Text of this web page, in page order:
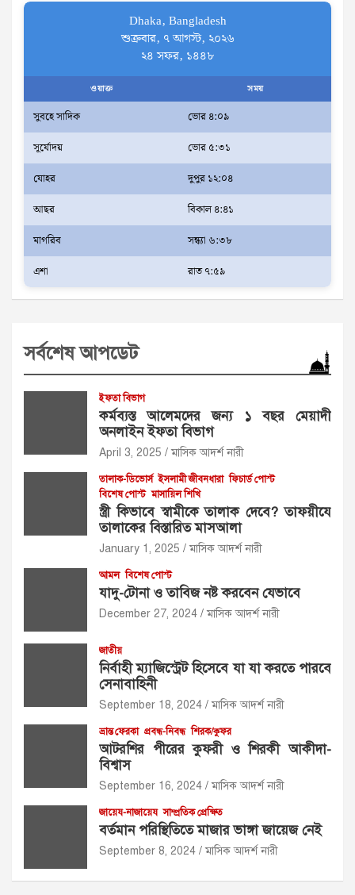
Dhaka, Bangladesh
শুক্রবার, ৭ আগস্ট, ২০২৬
২৪ সফর, ১৪৪৮
ওয়াক্ত সময়
সুবহে সাদিক
ভোর ৪:০৯
সূর্যোদয়
ভোর ৫:৩১
যোহর
দুপুর ১২:০৪
আছর
বিকাল ৪:৪১
মাগরিব
সন্ধ্যা ৬:৩৮
এশা
রাত ৭:৫৯
সর্বশেষ আপডেট
ইফতা বিভাগ
কর্মব্যস্ত আলেমদের জন্য ১ বছর মেয়াদী
অনলাইন ইফতা বিভাগ
April 3, 2025 মাসিক আদর্শ নারী
তালাক-ডিভোর্স ইসলামী জীবনধারা ফিচার্ড পোস্ট
বিশেষ পোস্ট মাসায়িল শিখি
স্ত্রী কিভাবে স্বামীকে তালাক দেবে? তাফয়ীযে
তালাকের বিস্তারিত মাসআলা
January 1, 2025 মাসিক আদর্শ নারী
আমল বিশেষ পোস্ট
যাদু-টোনা ও তাবিজ নষ্ট করবেন যেভাবে
December 27, 2024 মাসিক আদর্শ নারী
জাতীয়
নির্বাহী ম্যাজিস্ট্রেট হিসেবে যা যা করতে পারবে
সেনাবাহিনী
September 18, 2024 মাসিক আদর্শ নারী
ভ্রান্ত ফেরকা প্রবন্ধ-নিবন্ধ শিরক/কুফর
আটরশির পীরের কুফরী ও শিরকী আকীদা-
বিশ্বাস
September 16, 2024 মাসিক আদর্শ নারী
জায়েয-নাজায়েয সাম্প্রতিক প্রেক্ষিত
বর্তমান পরিস্থিতিতে মাজার ভাঙ্গা জায়েজ নেই
September 8, 2024 মাসিক আদর্শ নারী